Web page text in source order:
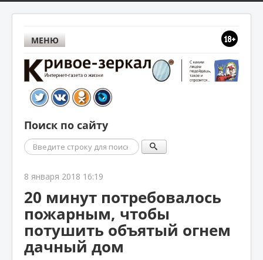
МЕНЮ
Поиск по сайту
Поиск
8 января 2018 16:19
20 минут потребовалось
пожарным, чтобы
потушить объятый огнем
дачный дом